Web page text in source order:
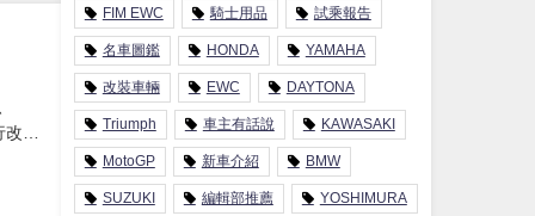
改
FIM EWC 騎士用品 試乘報告
名車圖鑑 HONDA YAMAHA
改裝車輛 EWC DAYTONA
Triumph 車主有話說 KAWASAKI
MotoGP 新車介紹 BMW
SUZUKI 編輯部推薦 YOSHIMURA